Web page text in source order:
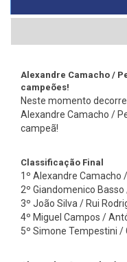
Alexandre Camacho /
campeões!
Neste momento
Alexandre Camacho /
campeã!
Classificação Final
1º Alexandre Camacho
2º Giandomenico
3º João Silva / Rui
4º Miguel Campos /
5º Simone Tempestini /